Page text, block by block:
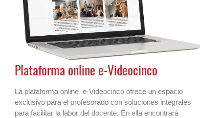
Plataforma online e-Videocinco
La plataforma online e-Videocinco ofrece un espacio
exclusivo para el profesorado con soluciones integrales
para facilitar la labor del docente. En ella encontrará